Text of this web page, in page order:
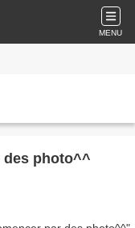
MENU
des photo^^